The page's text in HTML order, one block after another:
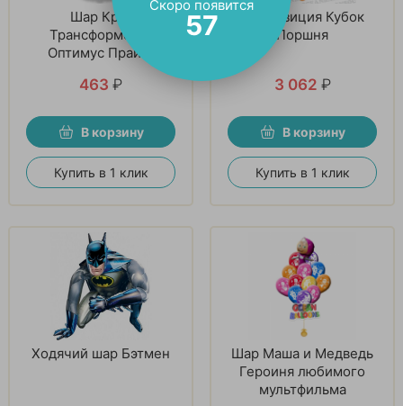
Шар Круг
Трансформеры:
Оптимус Прайм.
463 ₽
В корзину
Купить в 1 клик
Композиция Кубок
Поршня
3 062 ₽
В корзину
Купить в 1 клик
Ходячий шар Бэтмен
Шар Маша и Медведь
Героиня любимого
мультфильма
Скоро появится
56